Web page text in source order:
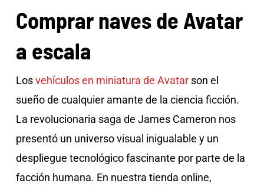
Comprar naves de Avatar
a escala
Losvehículos en miniatura de Avatarson el
sueño de cualquier amante de la ciencia ficción.
La revolucionaria saga de James Cameron nos
presentó un universo visual inigualable y un
despliegue tecnológico fascinante por parte de la
facción humana. En nuestra tienda online,